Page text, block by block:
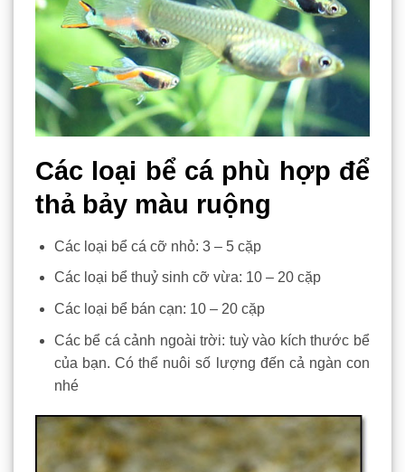
Các loại bể cá phù hợp để
thả bảy màu ruộng
Các loại bể cá cỡ nhỏ: 3 – 5 cặp
Các loại bể thuỷ sinh cỡ vừa: 10 – 20 cặp
Các loại bể bán cạn: 10 – 20 cặp
Các bể cá cảnh ngoài trời: tuỳ vào kích thước bể
của bạn. Có thể nuôi số lượng đến cả ngàn con
nhé